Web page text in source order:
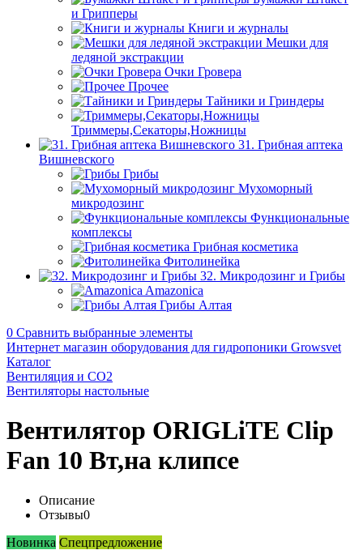
и Грипперы
Книги и журналы
Мешки для
ледяной экстракции
Очки Гровера
Прочее
Тайники и Гриндеры
Триммеры,Секаторы,Ножницы
31. Грибная аптека
Вишневского
Грибы
Мухоморный
микродозинг
Функциональные
комплексы
Грибная косметика
Фитолинейка
32. Микродозинг и Грибы
Amazonica
Грибы Алтая
0 Сравнить выбранные элементы
Интернет магазин оборудования для гидропоники Growsvet
Каталог
Вентиляция и CO2
Вентиляторы настольные
Вентилятор ORIGLiTE Clip
Fan 10 Вт,на клипсе
Описание
Отзывы0
Новинка Спецпредложение